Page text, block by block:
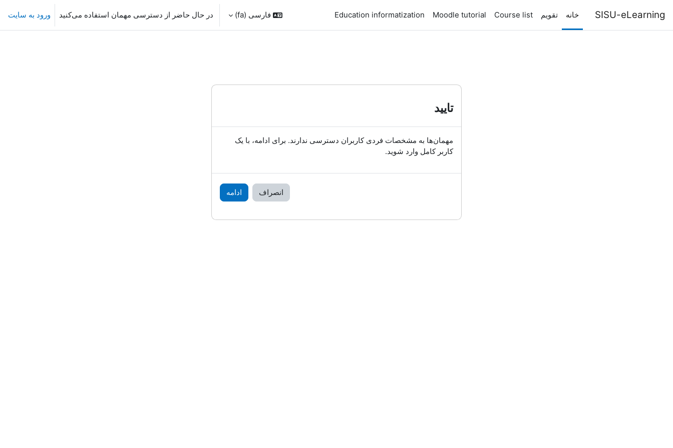
SISU-eLearning خانه تقویم Course list
Moodle tutorial
Education informatization فارسی ‎(fa)‎ در حال حاضر از دسترسی مهمان استفاده می‌کنید ورود به سایت
تایید
مهمان‌ها به مشخصات فردی کاربران دسترسی ندارند. برای ادامه، با یک
کاربر کامل وارد شوید.
انصراف ادامه